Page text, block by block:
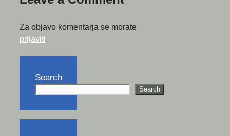
Za objavo komentarja se morate
prijaviti.
Search
Search